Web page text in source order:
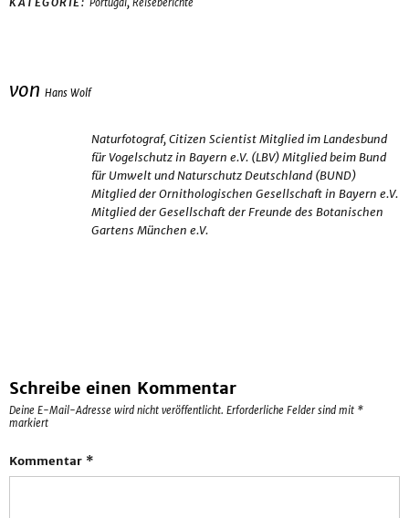
Portugal Reiseberichte
von Hans Wolf
Naturfotograf, Citizen Scientist Mitglied im Landesbund
für Vogelschutz in Bayern e.V. (LBV) Mitglied beim Bund
für Umwelt und Naturschutz Deutschland (BUND)
Mitglied der Ornithologischen Gesellschaft in Bayern e.V.
Mitglied der Gesellschaft der Freunde des Botanischen
Gartens München e.V.
Schreibe einen Kommentar
Deine E-Mail-Adresse wird nicht veröffentlicht. Erforderliche Felder sind mit *
markiert
Kommentar *